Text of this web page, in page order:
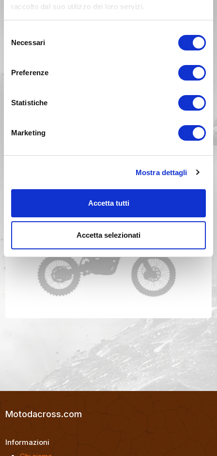
raccolto dal suo utilizzo dei loro servizi.
delNecessari
Preferenze
Statistiche
Marketing
Mostra dettagli
Accetta tutti
Accetta selezionati
SUZUKI RM 400 Anno 1979
Motodacross.com
Informazioni